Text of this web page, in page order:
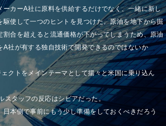
カーA社に原料を供給するだけでなく、一緒に新し
使して一つのヒントを見つけた。原油を地下から掘
合を超えると流通価格が下がってしまうため、原油
社が有する独自技術で開発できるのではないか
クトをメインテーマとして揚々と米国に乗り込ん
スタッフの反応はシビアだった。
本側で事前にもう少し準備をしておくべきだろう